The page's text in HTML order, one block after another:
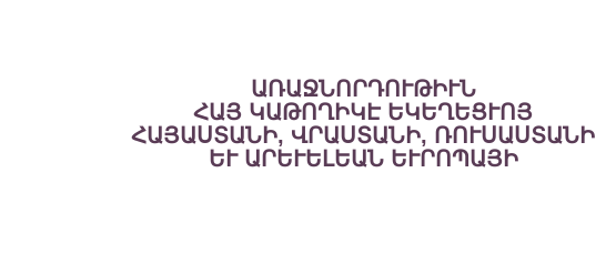
ԱՌԱՋՆՈՐԴՈՒԹԻՒՆ
ՀԱՅ ԿԱԹՈՂԻԿԷ ԵԿԵՂԵՑՒՈՅ
ՀԱՅԱՍՏԱՆԻ, ՎՐԱՍՏԱՆԻ, ՌՈՒՍԱՍՏԱՆԻ
ԵՒ ԱՐԵՒԵԼԵԱՆ ԵՒՐՈՊԱՅԻ